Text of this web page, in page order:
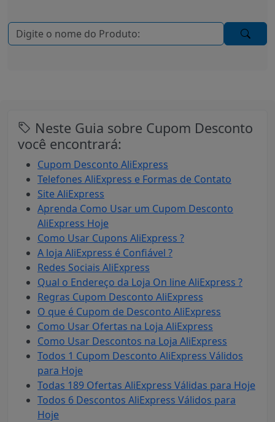
Neste Guia sobre Cupom Desconto
você encontrará:
Cupom Desconto AliExpress
Telefones AliExpress e Formas de Contato
Site AliExpress
Aprenda Como Usar um Cupom Desconto
AliExpress Hoje
Como Usar Cupons AliExpress ?
A loja AliExpress é Confiável ?
Redes Sociais AliExpress
Qual o Endereço da Loja On line AliExpress ?
Regras Cupom Desconto AliExpress
O que é Cupom de Desconto AliExpress
Como Usar Ofertas na Loja AliExpress
Como Usar Descontos na Loja AliExpress
Todos 1 Cupom Desconto AliExpress Válidos
para Hoje
Todas 189 Ofertas AliExpress Válidas para Hoje
Todos 6 Descontos AliExpress Válidos para
Hoje